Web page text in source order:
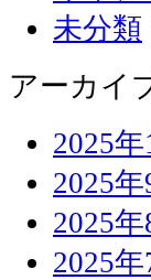
未分類
アーカイ
2025年
2025年
2025年
2025年